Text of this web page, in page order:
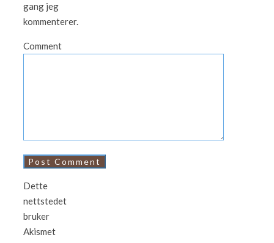
gang jeg
kommenterer.
Comment
Dette
nettstedet
bruker
Akismet